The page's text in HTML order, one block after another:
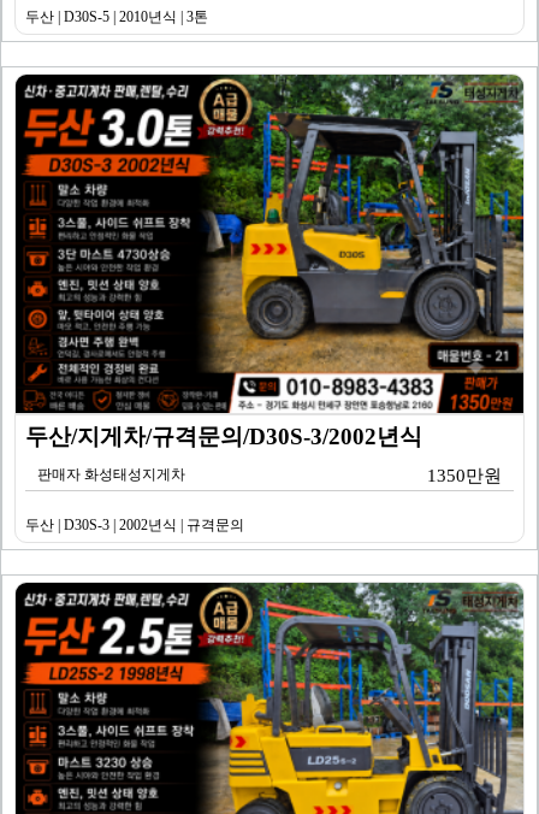
두산 | D30S-5 | 2010년식 | 3톤
두산/지게차/규격문의/D30S-3/2002년식
판매자 화성태성지게차 1350만원
두산 | D30S-3 | 2002년식 | 규격문의